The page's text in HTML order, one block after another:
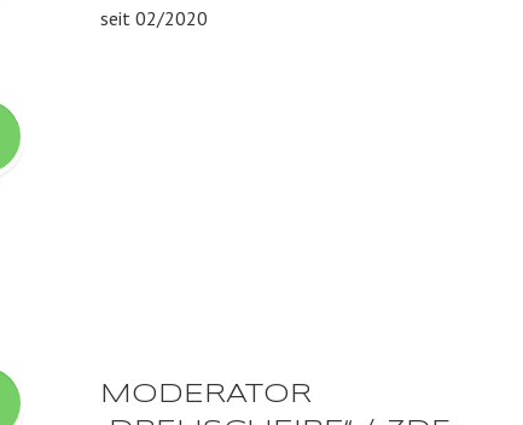
seit 02/2020
MODERATOR